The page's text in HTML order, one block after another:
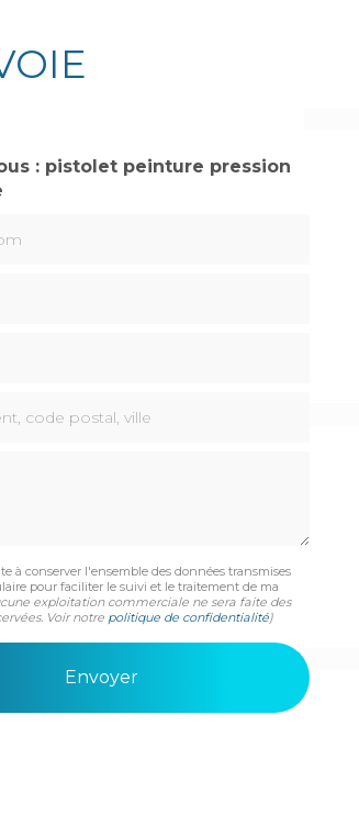
: pistolet peinture pression
à conserver l'ensemble des données transmises
pour faciliter le suivi et le traitement de ma
exploitation commerciale ne sera faite des
Voir notre politique de confidentialité)